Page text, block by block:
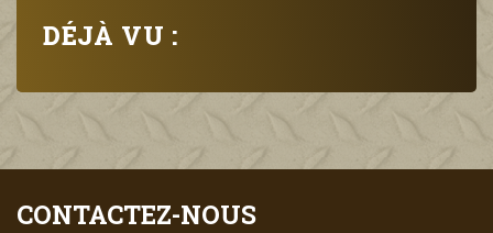
DÉJÀ VU :
CONTACTEZ-NOUS